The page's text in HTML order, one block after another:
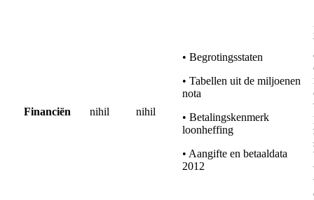
Financiën nihil nihil
• Begrotingsstaten
• Tabellen uit de miljoenen
nota
• Betalingskenmerk
loonheffing
• Aangifte en betaaldata
2012